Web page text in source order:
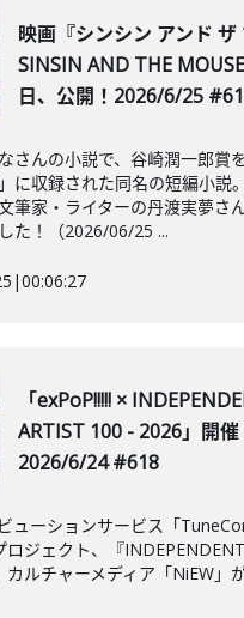
映画『シンシン アンド ザ
SINSIN AND THE
日、公開！2026/6/25
さんの小説で、谷崎潤一郎賞
に収録された同名の短編小説
筆家・ライターの丹渡実夢さ
た！（2026/06/25 ...
|00:06:27
「exPoP!!!!! ×
ARTIST 100 - 2026」開催
2026/6/24 #618
ューションサービス「
ロジェクト、『
ルチャーメディア「NiEW」